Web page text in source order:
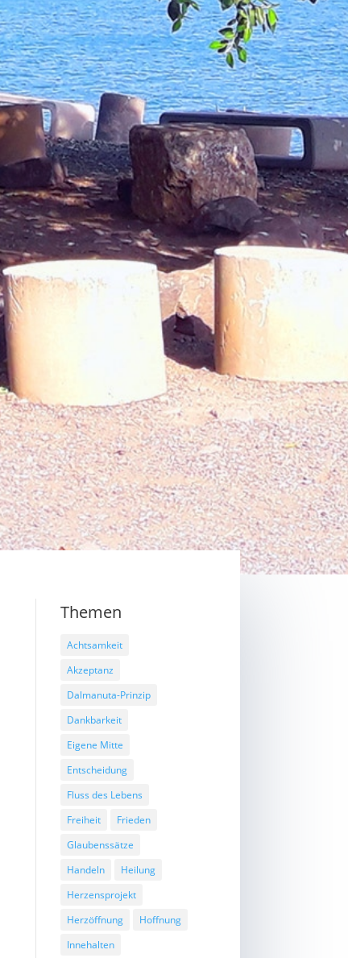
Themen
Achtsamkeit
Akzeptanz
Dalmanuta-Prinzip
Dankbarkeit
Eigene Mitte
Entscheidung
Fluss des Lebens
Freiheit
Frieden
Glaubenssätze
Handeln
Heilung
Herzensprojekt
Herzöffnung
Hoffnung
Innehalten